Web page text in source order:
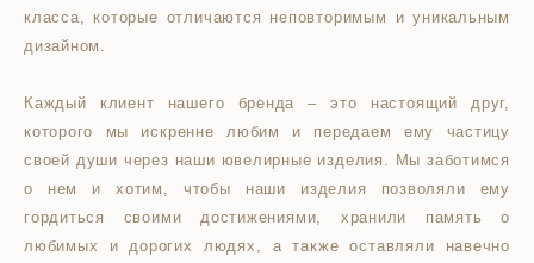
класса, которые отличаются неповторимым и уникальным
дизайном.
Каждый клиент нашего бренда – это настоящий друг,
которого мы искренне любим и передаем ему частицу
своей души через наши ювелирные изделия. Мы заботимся
о нем и хотим, чтобы наши изделия позволяли ему
гордиться своими достижениями, хранили память о
любимых и дорогих людях, а также оставляли навечно